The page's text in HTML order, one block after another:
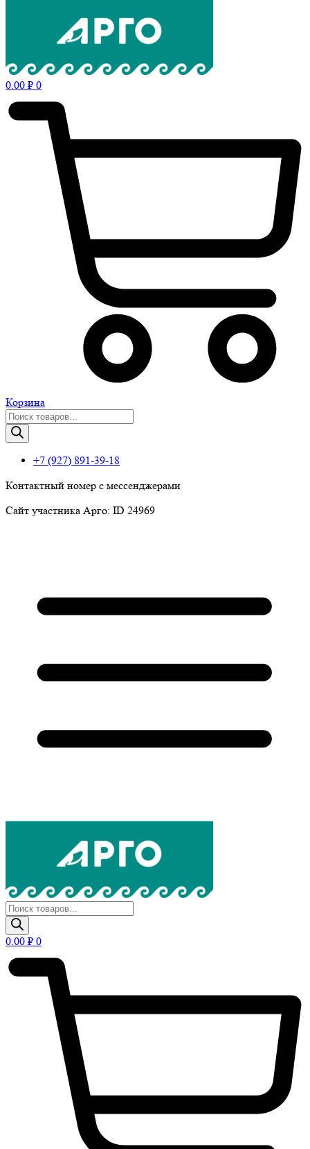
0.00 ₽ 0
Корзина
Поиск
товаров
+7 (927) 891-39-18
Контактный номер с мессенджерами
Сайт участника Арго: ID 24969
Поиск
товаров
0.00 ₽ 0